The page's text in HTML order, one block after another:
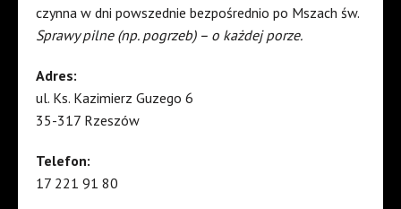
czynna w dni powszednie bezpośrednio po Mszach św.
Sprawy pilne (np. pogrzeb) – o każdej porze.
Adres:
ul. Ks. Kazimierz Guzego 6
35-317 Rzeszów
Telefon:
17 221 91 80